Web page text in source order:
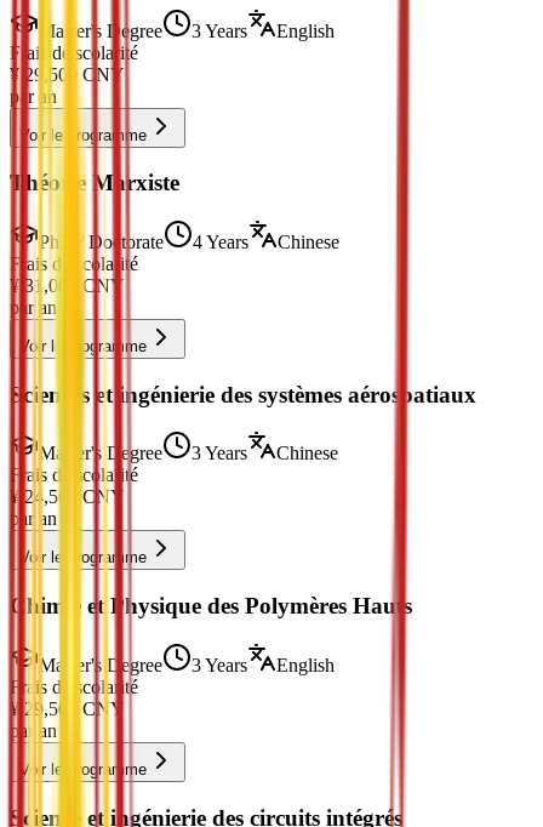
Master's Degree 3 Years
English
Frais de scolarité
¥ 29,500 CNY
par an
Voir le programme
Théorie Marxiste
PhD / Doctorate 4 Years
Chinese
Frais de scolarité
¥ 31,000
CNY
par an
Voir le programme
Sciences et ingénierie des systèmes aérospatiaux
Master's Degree 3 Years
Chinese
Frais de scolarité
¥ 24,500
CNY
par an
Voir le programme
Chimie et Physique des Polymères Hauts
Master's Degree 3 Years
English
Frais de scolarité
¥ 29,500
CNY
par an
Voir le programme
Science et ingénierie des circuits intégrés